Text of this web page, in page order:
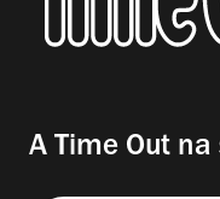
A Time Out